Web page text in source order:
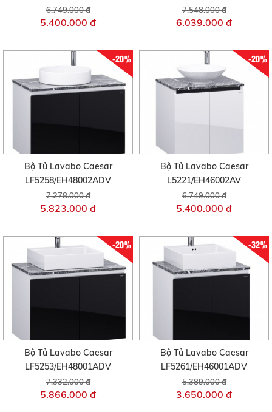
6.749.000 đ
5.400.000 đ
7.548.000 đ
6.039.000 đ
-20%
Bộ Tủ Lavabo Caesar
LF5258/EH48002ADV
7.278.000 đ
5.823.000 đ
-20%
Bộ Tủ Lavabo Caesar
L5221/EH46002AV
6.749.000 đ
5.400.000 đ
-20%
Bộ Tủ Lavabo Caesar
LF5253/EH48001ADV
7.332.000 đ
5.866.000 đ
-32%
Bộ Tủ Lavabo Caesar
LF5261/EH46001ADV
5.389.000 đ
3.650.000 đ